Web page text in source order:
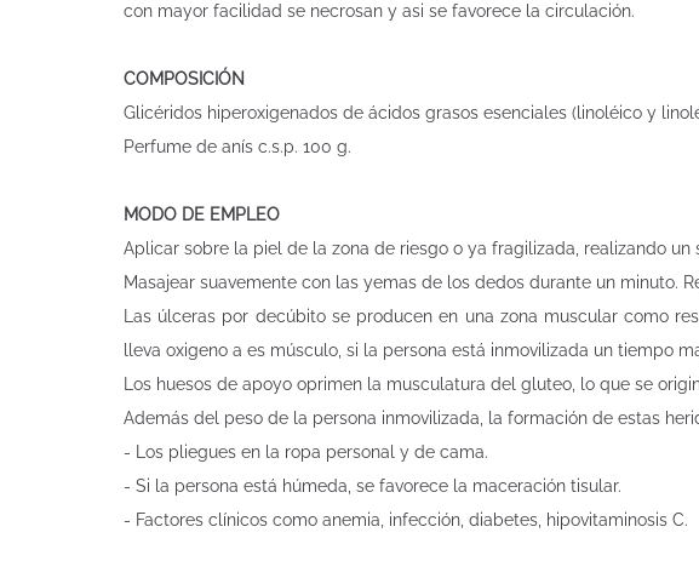
con mayor facilidad se necrosan y asi se favorece la circulación.
COMPOSICIÓN
Glicéridos hiperoxigenados de ácidos grasos esenciales (linoléico y
Perfume de anís c.s.p. 100 g.
MODO DE EMPLEO
Aplicar sobre la piel de la zona de riesgo o ya fragilizada, realizando
Masajear suavemente con las yemas de los dedos durante un minuto.
Las úlceras por decúbito se producen en una zona muscular como
lleva oxigeno a es músculo, si la persona está inmovilizada un tiempo
Los huesos de apoyo oprimen la musculatura del gluteo, lo que se
Además del peso de la persona inmovilizada, la formación de estas
- Los pliegues en la ropa personal y de cama.
- Si la persona está húmeda, se favorece la maceración tisular.
- Factores clínicos como anemia, infección, diabetes, hipovitaminosis C.